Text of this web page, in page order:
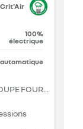
100%
électrique
automatique
FOURRAGE